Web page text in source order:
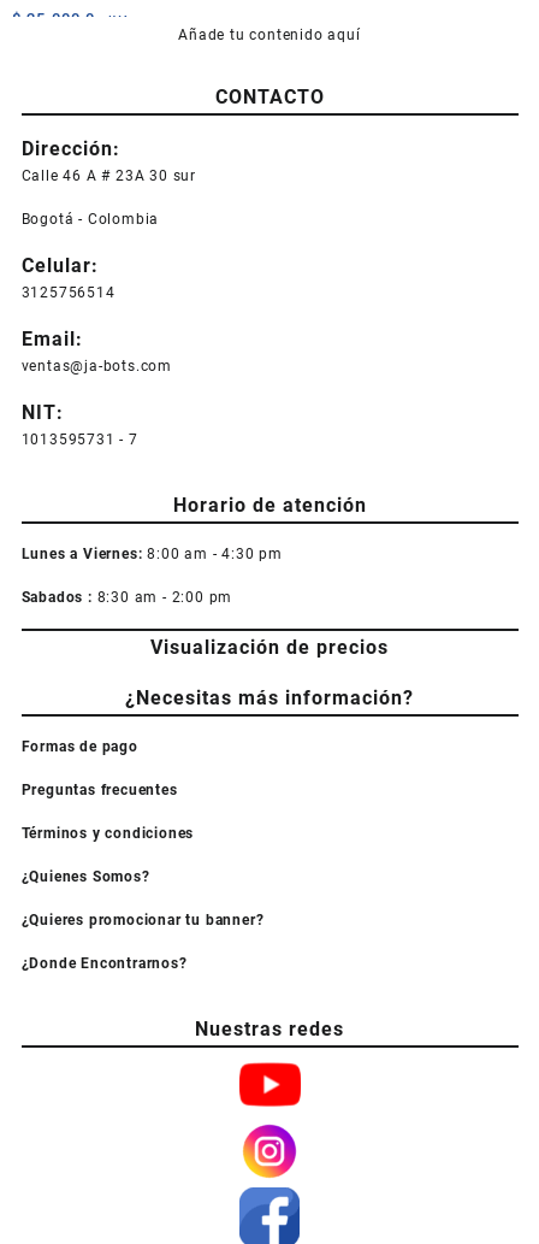
$ 25.000,0 +IVA
Añade tu contenido aquí
CONTACTO
Dirección:
Calle 46 A # 23A 30 sur
Bogotá - Colombia
Celular:
3125756514
Email:
ventas@ja-bots.com
NIT:
1013595731 - 7
Horario de atención
Lunes a Viernes: 8:00 am - 4:30 pm
Sabados : 8:30 am - 2:00 pm
Visualización de precios
¿Necesitas más información?
Formas de pago
Preguntas frecuentes
Términos y condiciones
¿Quienes Somos?
¿Quieres promocionar tu banner?
¿Donde Encontrarnos?
Nuestras redes